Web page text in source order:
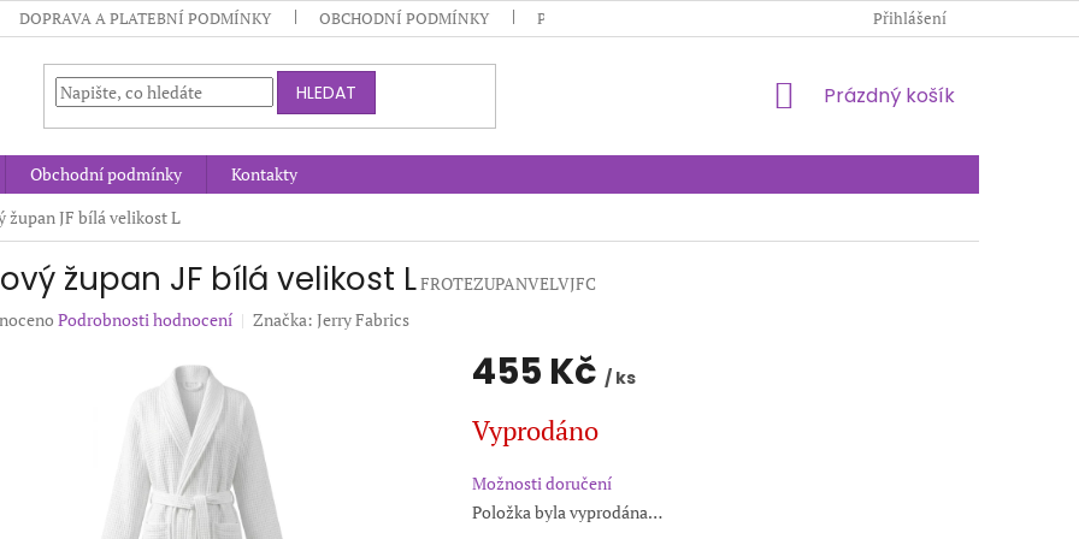
DOPRAVA A PLATEBNÍ PODMÍNKY OBCHODNÍ PODMÍNKY PODMÍNKY OCHRANY OSOBNÍCH ÚDAJŮ KONTAKTY
Přihlášení
HLEDAT
NÁKUPNÍ
Prázdný košík
Obchodní podmínky
Kontakty
župan JF bílá velikost L
župan JF bílá velikost LFROTEZUPANVELVJFC
Podrobnosti hodnocení Značka: Jerry Fabrics
455 Kč / ks
cena:
Vyprodáno
Možnosti doručení
Položka byla vyprodána…